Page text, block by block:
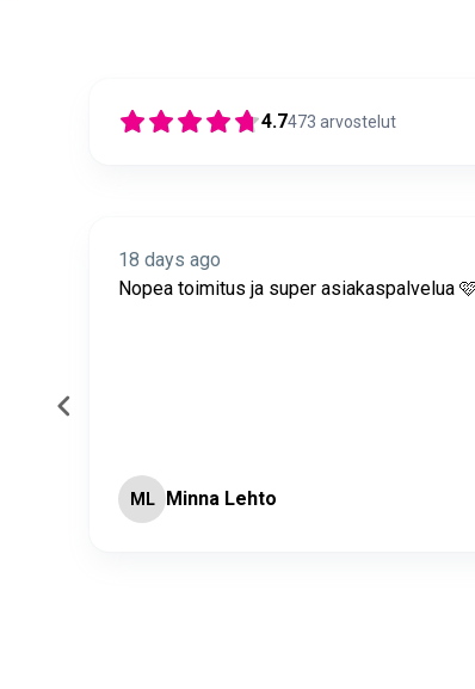
4.7473 arvostelut
18 days ago
Nopea toimitus ja super asiakaspalvelua
ML Minna Lehto